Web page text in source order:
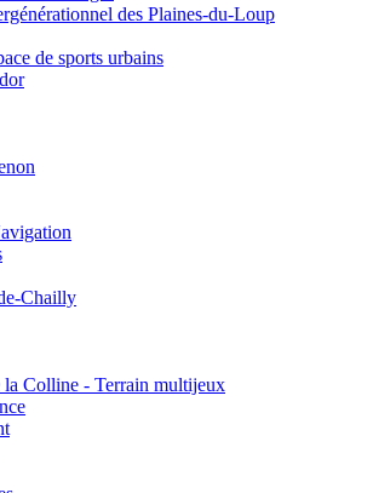
des Plaines-du-Loup
de sports urbains
Chailly
la Colline - Terrain multijeux